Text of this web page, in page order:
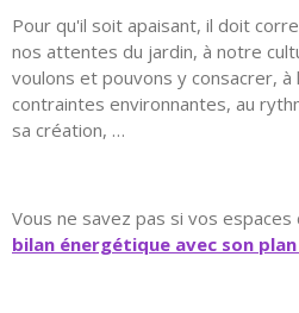
Pour qu'il soit apaisant, il doit
nos attentes du jardin, à notre
voulons et pouvons y consacrer, à
contraintes environnantes, au
sa création, …
Vous ne savez pas si vos
bilan énergétique avec son